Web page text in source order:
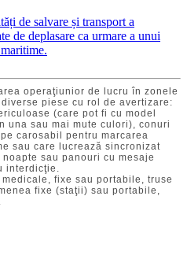
de salvare și transport a
de deplasare ca urmare a unui
operaţiunior de lucru în zonele
piese cu rol de avertizare:
(care pot fi cu model
una sau mai mute culori), conuri
carosabil pentru marcarea
sau care lucrează sincronizat
sau panouri cu mesaje
interdicţie.
fixe sau portabile, truse
fixe (staţii) sau portabile,